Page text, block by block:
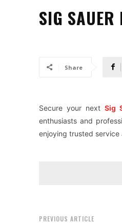
SIG SAUER
Share
Secure your next Sig
enthusiasts and
enjoying trusted
PREVIOUS ARTICLE